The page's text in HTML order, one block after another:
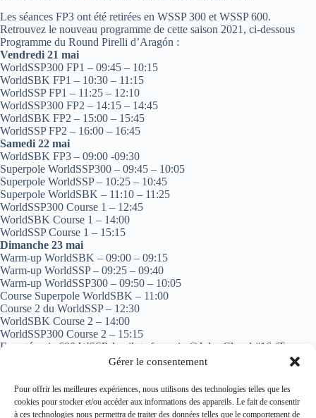
Gérer le consentement
Pour offrir les meilleures expériences, nous utilisons des technologies telles que les
cookies pour stocker et/ou accéder aux informations des appareils. Le fait de consentir
à ces technologies nous permettra de traiter des données telles que le comportement de
Les séances FP3 ont été retirées en WSSP 300 et WSSP 600.
Retrouvez le nouveau programme de cette saison 2021, ci-dessous
Programme du Round Pirelli d’Aragón :
Vendredi 21 mai
WorldSSP300 FP1 – 09:45 – 10:15
WorldSBK FP1 – 10:30 – 11:15
WorldSSP FP1 – 11:25 – 12:10
WorldSSP300 FP2 – 14:15 – 14:45
WorldSBK FP2 – 15:00 – 15:45
WorldSSP FP2 – 16:00 – 16:45
Samedi 22 mai
WorldSBK FP3 – 09:00 -09:30
Superpole WorldSSP300 – 09:45 – 10:05
Superpole WorldSSP – 10:25 – 10:45
Superpole WorldSBK – 11:10 – 11:25
WorldSSP300 Course 1 – 12:45
WorldSBK Course 1 – 14:00
WorldSSP Course 1 – 15:15
Dimanche 23 mai
Warm-up WorldSBK – 09:00 – 09:15
Warm-up WorldSSP – 09:25 – 09:40
Warm-up WorldSSP300 – 09:50 – 10:05
Course Superpole WorldSBK – 11:00
Course 2 du WorldSSP – 12:30
WorldSBK Course 2 – 14:00
WorldSSP300 Course 2 – 15:15
En catégorie 600 WSSP, le pilote français @Jules Cluzel #16 (Team
GMT94) reste très motivé pour se battre pour le titre mondial qui lui a